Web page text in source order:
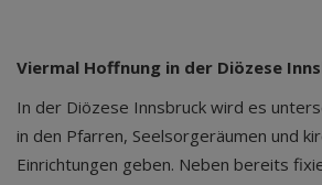
Viermal Hoffnung in der Diözese
In der Diözese Innsbruck wird es
in den Pfarren, Seelsorgeräumen und
Einrichtungen geben. Neben bereits